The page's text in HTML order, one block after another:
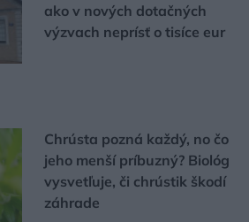
ako v nových dotačných
výzvach neprísť o tisíce eur
Chrústa pozná každý, no čo
jeho menší príbuzný? Biológ
vysvetľuje, či chrústik škodí
záhrade